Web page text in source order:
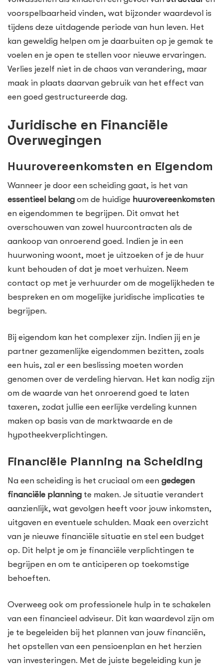
voorspelbaarheid vinden, wat bijzonder waardevol is
tijdens deze uitdagende periode van hun leven. Het
kan geweldig helpen om je daarbuiten op je gemak te
voelen en je open te stellen voor nieuwe ervaringen.
Verlies jezelf niet in de chaos van verandering, maar
maak in plaats daarvan gebruik van het effect van
een goed gestructureerde dag.
Juridische en Financiële
Overwegingen
Huurovereenkomsten en Eigendom
Wanneer je door een scheiding gaat, is het van
essentieel belang om de huidige huurovereenkomsten
en eigendommen te begrijpen. Dit omvat het
overschouwen van zowel huurcontracten als de
aankoop van onroerend goed. Indien je in een
huurwoning woont, moet je uitzoeken of je de huur
kunt behouden of dat je moet verhuizen. Neem
contact op met je verhuurder om de mogelijkheden te
bespreken en om mogelijke juridische implicaties te
begrijpen.
Bij eigendom kan het complexer zijn. Indien jij en je
partner gezamenlijke eigendommen bezitten, zoals
een huis, zal er een beslissing moeten worden
genomen over de verdeling hiervan. Het kan nodig zijn
om de waarde van het onroerend goed te laten
taxeren, zodat jullie een eerlijke verdeling kunnen
maken op basis van de marktwaarde en de
hypotheekverplichtingen.
Financiële Planning na Scheiding
Na een scheiding is het cruciaal om een gedegen
financiële planning te maken. Je situatie verandert
aanzienlijk, wat gevolgen heeft voor jouw inkomsten,
uitgaven en eventuele schulden. Maak een overzicht
van je nieuwe financiële situatie en stel een budget
op. Dit helpt je om je financiële verplichtingen te
begrijpen en om te anticiperen op toekomstige
behoeften.
Overweeg ook om professionele hulp in te schakelen
van een financieel adviseur. Dit kan waardevol zijn om
je te begeleiden bij het plannen van jouw financiën,
het opstellen van een pensioenplan en het herzien
van investeringen. Met de juiste begeleiding kun je